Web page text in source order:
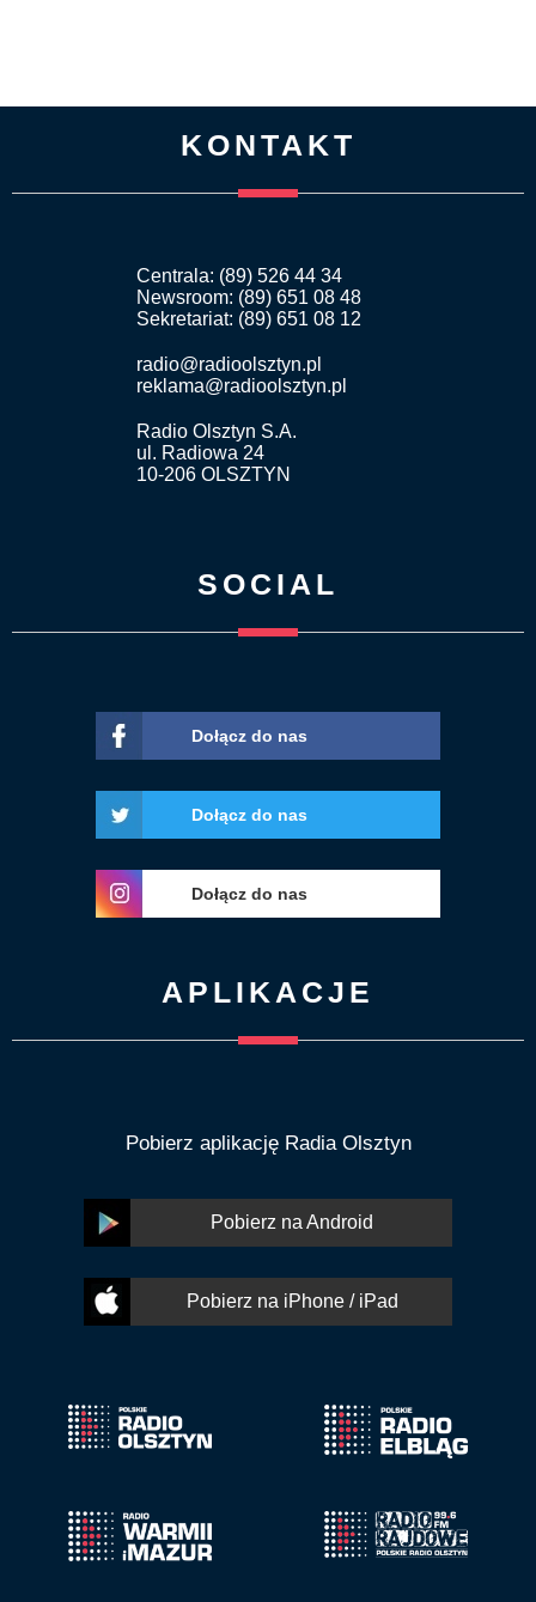
KONTAKT
Centrala: (89) 526 44 34
Newsroom: (89) 651 08 48
Sekretariat: (89) 651 08 12
radio@radioolsztyn.pl
reklama@radioolsztyn.pl
Radio Olsztyn S.A.
ul. Radiowa 24
10-206 OLSZTYN
SOCIAL
Dołącz do nas
Dołącz do nas
Dołącz do nas
APLIKACJE
Pobierz aplikację Radia Olsztyn
Pobierz na Android
Pobierz na iPhone / iPad